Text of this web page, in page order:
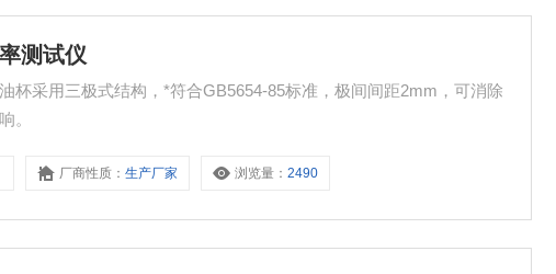
测试仪
杯采用三极式结构，*符合GB5654-85标准，极间间距2mm，可消除
。
厂商性质：生产厂家 浏览量：2490